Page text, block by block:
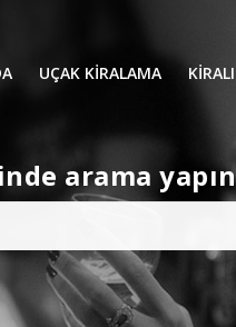
UÇAK KİRALAMA
İŞ GEZİLERİ TATİL
AVİONE JET CARD
VIP
arama yapın